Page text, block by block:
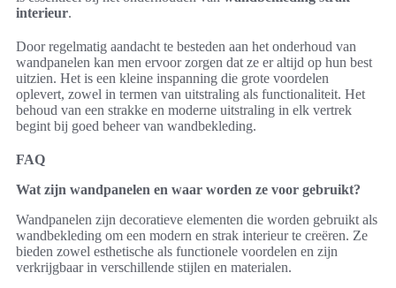
interieur.
Door regelmatig aandacht te besteden aan het onderhoud van
wandpanelen kan men ervoor zorgen dat ze er altijd op hun best
uitzien. Het is een kleine inspanning die grote voordelen
oplevert, zowel in termen van uitstraling als functionaliteit. Het
behoud van een strakke en moderne uitstraling in elk vertrek
begint bij goed beheer van wandbekleding.
FAQ
Wat zijn wandpanelen en waar worden ze voor gebruikt?
Wandpanelen zijn decoratieve elementen die worden gebruikt als
wandbekleding om een modern en strak interieur te creëren. Ze
bieden zowel esthetische als functionele voordelen en zijn
verkrijgbaar in verschillende stijlen en materialen.